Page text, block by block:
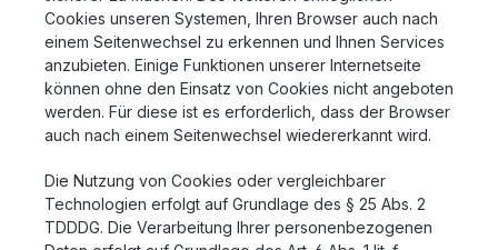
Cookies unseren Systemen, Ihren Browser auch nach
einem Seitenwechsel zu erkennen und Ihnen Services
anzubieten. Einige Funktionen unserer Internetseite
können ohne den Einsatz von Cookies nicht angeboten
werden. Für diese ist es erforderlich, dass der Browser
auch nach einem Seitenwechsel wiedererkannt wird.
Die Nutzung von Cookies oder vergleichbarer
Technologien erfolgt auf Grundlage des § 25 Abs. 2
TDDDG. Die Verarbeitung Ihrer personenbezogenen